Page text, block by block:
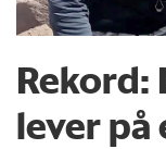
lever på